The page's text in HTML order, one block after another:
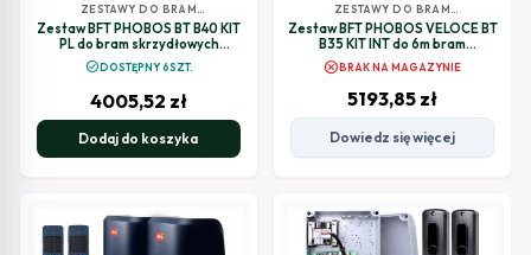
ZESTAWY DO BRAM
SKRZYDŁOWYCH
Zestaw BFT PHOBOS BT B40 KIT
PL do bram skrzydłowych
(R935359 00005 MDM 2614863)
check_circleDOSTĘPNY 6SZT.
4005,52 zł
Dodaj do koszyka
ZESTAWY DO BRAM
SKRZYDŁOWYCH
Zestaw BFT PHOBOS VELOCE BT
B35 KIT INT do 6m bram
dwuskrzydłowych (MDM 2614868)
cancelBRAK NA MAGAZYNIE
5193,85 zł
Dowiedz się więcej